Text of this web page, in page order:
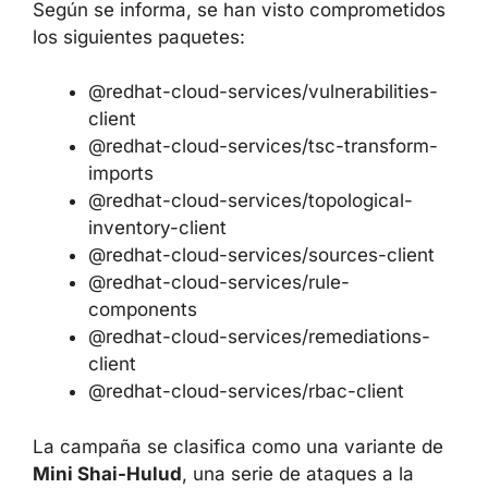
Según se informa, se han visto
comprometidos los siguientes paquetes:
@redhat-cloud-services/vulnerabilities-
client
@redhat-cloud-services/tsc-transform-
imports
@redhat-cloud-services/topological-
inventory-client
@redhat-cloud-services/sources-client
@redhat-cloud-services/rule-
components
@redhat-cloud-services/remediations-
client
@redhat-cloud-services/rbac-client
La campaña se clasifica como una variante
deMini Shai-Hulud, una serie de ataques a